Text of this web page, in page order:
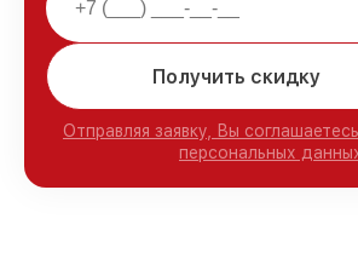
Получить скидку
Отправляя заявку, Вы
персональных